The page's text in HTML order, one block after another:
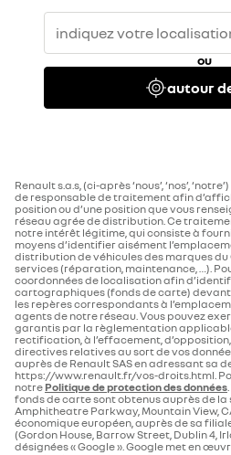
ou
autour
Renault s.a.s, (ci-après ‘nous’, ‘nos’,
de responsable de traitement afin
position ou d’une position que vous
réseau agrée de distribution. Ce
notre intérêt légitime, qui consiste à
moyens d’identifier aisément
distribution de véhicules des marques
services (réparation, maintenance, …).
coordonnées de localisation afin
cartographiques (fonds de carte)
les repères correspondants à
agents de notre réseau. Vous pouvez
garantis par la règlementation
rectification, à l’effacement,
directives relatives au sort de vos
auprès de Renault SAS en adressant sa
https://www.renault.fr/vos-droits.html.
notre Politique de protection des données
fonds de carte sont obtenus auprès de la
Amphitheatre Parkway, Mountain View,
économique européen, auprès de sa
(Gordon House, Barrow Street, Dublin 4,
désignées « Google ». Google met en